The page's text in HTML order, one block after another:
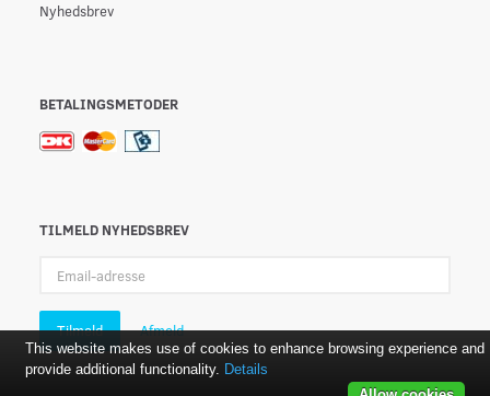
Nyhedsbrev
BETALINGSMETODER
TILMELD NYHEDSBREV
adresse
Tilmeld Afmeld
This website makes use of cookies to enhance browsing experience and
provide additional functionality. Details